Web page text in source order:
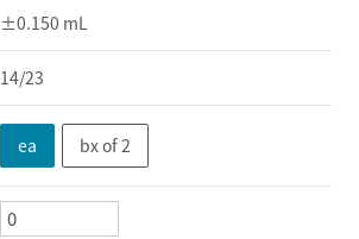
±0.150 mL
14/23
ea bx of 2